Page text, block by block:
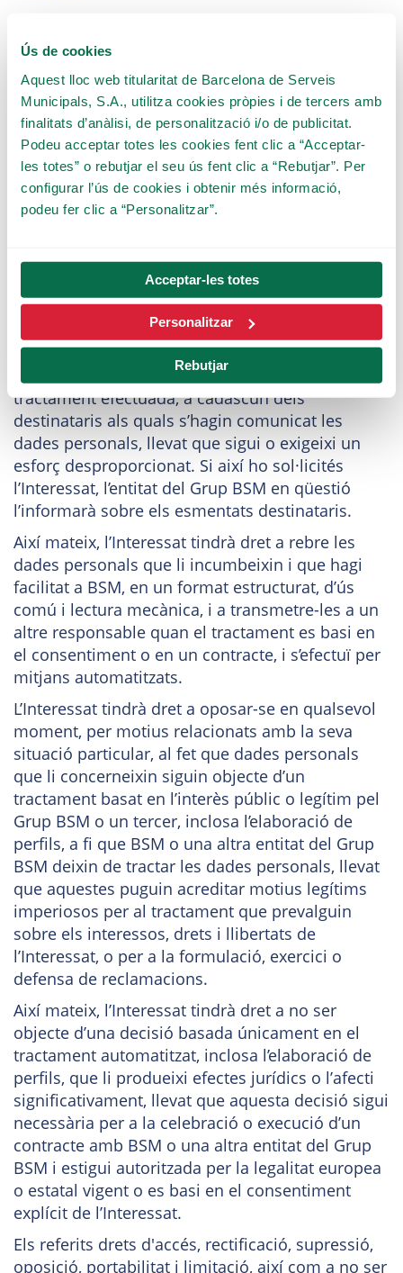
Ús de cookies
Aquest lloc web titularitat de Barcelona de Serveis
Municipals, S.A., utilitza cookies pròpies i de tercers amb
finalitats d’anàlisi, de personalització i/o de publicitat.
Podeu acceptar totes les cookies fent clic a “Acceptar-
les totes” o rebutjar el seu ús fent clic a “Rebutjar”. Per
configurar l’ús de cookies i obtenir més informació,
podeu fer clic a “Personalitzar”.
Acceptar-les totes
Personalitzar
Rebutjar
sol·licitar la limitació del tractament de les seves
per a l’exercici o la defensa de reclamacions.
En determinades circumstàncies i per motius
relacionats amb la seva situació particular, els
interessats podran oposar-se al tractament de
les seves dades. En aquest cas, les entitats del
Grup BSM davant les quals s’exerceixi aquest dret
possibles reclamacions.
En qualsevol dels casos anteriors, l’entitat
corresponent del Grup BSM comunicarà
qualsevol rectificació o supressió de dades
personals, així com qualsevol limitació de
tractament efectuada, a cadascun dels
destinataris als quals s’hagin comunicat les
dades personals, llevat que sigui o exigeixi un
esforç desproporcionat. Si així ho sol·licités
l’Interessat, l’entitat del Grup BSM en qüestió
l’informarà sobre els esmentats destinataris.
Així mateix, l’Interessat tindrà dret a rebre les
dades personals que li incumbeixin i que hagi
facilitat a BSM, en un format estructurat, d’ús
comú i lectura mecànica, i a transmetre-les a un
altre responsable quan el tractament es basi en
el consentiment o en un contracte, i s’efectuï per
mitjans automatitzats.
L’Interessat tindrà dret a oposar-se en qualsevol
moment, per motius relacionats amb la seva
situació particular, al fet que dades personals
que li concerneixin siguin objecte d’un
tractament basat en l’interès públic o legítim pel
Grup BSM o un tercer, inclosa l’elaboració de
perfils, a fi que BSM o una altra entitat del Grup
BSM deixin de tractar les dades personals, llevat
que aquestes puguin acreditar motius legítims
imperiosos per al tractament que prevalguin
sobre els interessos, drets i llibertats de
l’Interessat, o per a la formulació, exercici o
defensa de reclamacions.
Així mateix, l’Interessat tindrà dret a no ser
objecte d’una decisió basada únicament en el
tractament automatitzat, inclosa l’elaboració de
perfils, que li produeixi efectes jurídics o l’afecti
significativament, llevat que aquesta decisió sigui
necessària per a la celebració o execució d’un
contracte amb BSM o una altra entitat del Grup
BSM i estigui autoritzada per la legalitat europea
o estatal vigent o es basi en el consentiment
explícit de l’Interessat.
Els referits drets d'accés, rectificació, supressió,
oposició, portabilitat i limitació, així com a no ser